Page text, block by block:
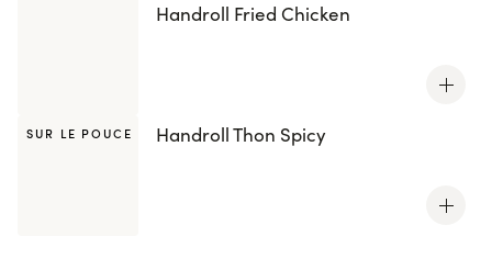
Handroll Fried Chicken
SUR LE POUCE Handroll Thon Spicy